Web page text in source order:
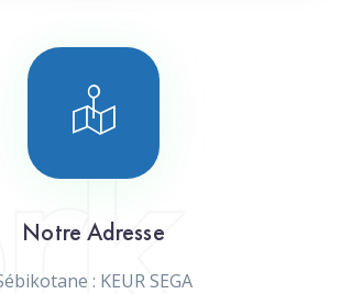
Notre Adresse
: KEUR SEGA